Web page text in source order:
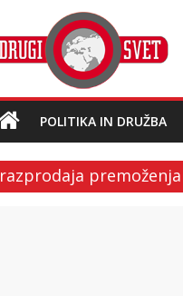
POLITIKA IN DRUŽBA
razprodaja premoženja